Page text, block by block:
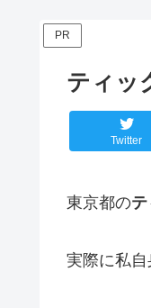
PR
ティッ
Twitter
東京都の
実際に私自